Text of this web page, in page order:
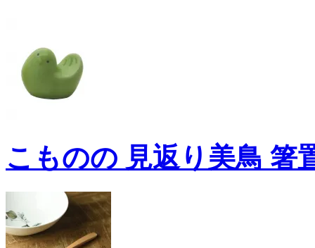
こものの 見返り美鳥 箸